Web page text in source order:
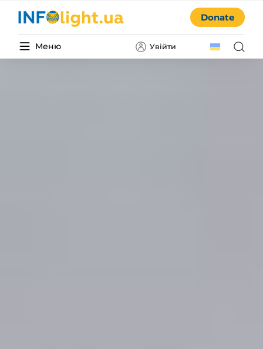
Меню Увійти
Donate